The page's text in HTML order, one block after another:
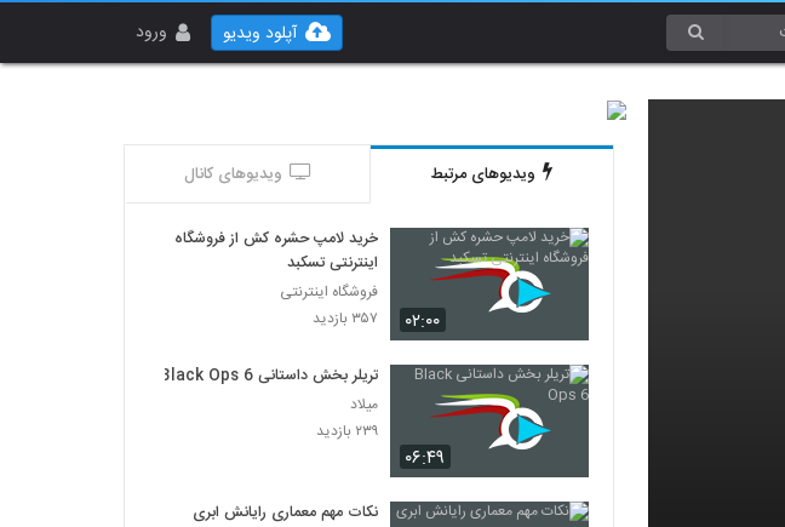
ورود آپلود ویدیو
ویدیوهای مرتبط ویدیوهای کانال
۰۲:۰۰
خرید لامپ حشره کش از فروشگاه
اینترنتی تسکبد
فروشگاه اینترنتی
۳۵۷ بازدید
۰۶:۴۹
تریلر بخش داستانی Black Ops 6
میلاد
۲۳۹ بازدید
نکات مهم معماری رایانش ابری